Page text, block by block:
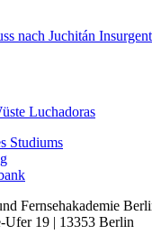
nach Juchitán
Luchadoras
Stu­di­ums
Fernseh­akademie
Ufer 19 | 13353 Berlin